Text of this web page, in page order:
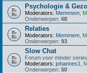
Psychologie &
Moderators: Memmem
Onderwerpen: 68
Relaties
Moderators: Memmem
Onderwerpen: 93
Slow Chat
Forum voor minder
Moderators: johannes1
Onderwerpen: 50